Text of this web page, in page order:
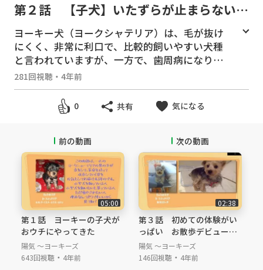
第２話 【子犬】いたずらが止まらない
（ヨーキー犬：生後５か月）お家に慣れて
きた
ヨーキー犬（ヨークシャテリア）は、毛が抜け
にくく、非常に利口で、比較的飼いやすい犬種
と言われていますが、一方で、歯周病になり易
く、歯周病が原因で、様々な病気を併発する可
能性が高い犬種であるとも言われています。
一般的には、小型犬は生後５カ月くらいから永
わりますが、ここで歯並びが悪くなると、歯垢
や歯石が貯まりやすくなり、歯周病にもなりや
すくなります。
特に小さい犬種は、あごも比較的小さい為、歯
が生え変わる際に、新しく生えてくる永久歯の
入る隙間が少ないので、歯並びが悪くなりがち
なのです。
また、この時期、小型犬の赤ちゃんは、口の中
がムズムズして来て、家具をかじったりしてい
281回視聴 ・ 4年前
0 共有 気になる
前の動画
05:00
第１話 ヨーキーの子犬が
おウチにやってきた
陽気 ～ヨーキーズ
643回視聴・ 4年前
次の動画
02:38
第３話 初めての体験がい
っぱい お散歩デビュー
トリーミング
陽気 ～ヨーキーズ
146回視聴・ 4年前